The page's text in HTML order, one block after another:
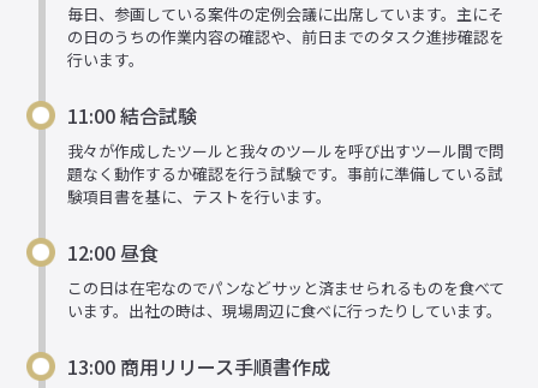
毎日、参画している案件の定例会議に出席しています。主にそ
の日のうちの作業内容の確認や、前日までのタスク進捗確認を
行います。
11:00 結合試験
我々が作成したツールと我々のツールを呼び出すツール間で問
題なく動作するか確認を行う試験です。事前に準備している試
験項目書を基に、テストを行います。
12:00 昼食
この日は在宅なのでパンなどサッと済ませられるものを食べて
います。出社の時は、現場周辺に食べに行ったりしています。
13:00 商用リリース手順書作成